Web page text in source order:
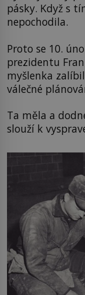
pásky. Když s
nepochodila.
Proto se 10.
prezidentu
myšlenka
válečné
Ta měla a
slouží k